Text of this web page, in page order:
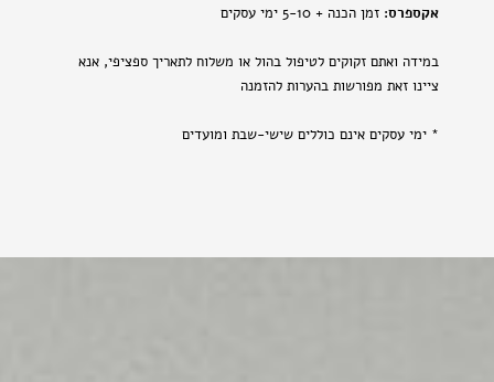
אקספרס: זמן הכנה + 5-10 ימי עסקים
במידה ואתם זקוקים לטיפול בהול או משלוח לתאריך ספציפי, אנא
ציינו זאת מפורשות בהערות להזמנה
* ימי עסקים אינם כוללים שישי-שבת ומועדים